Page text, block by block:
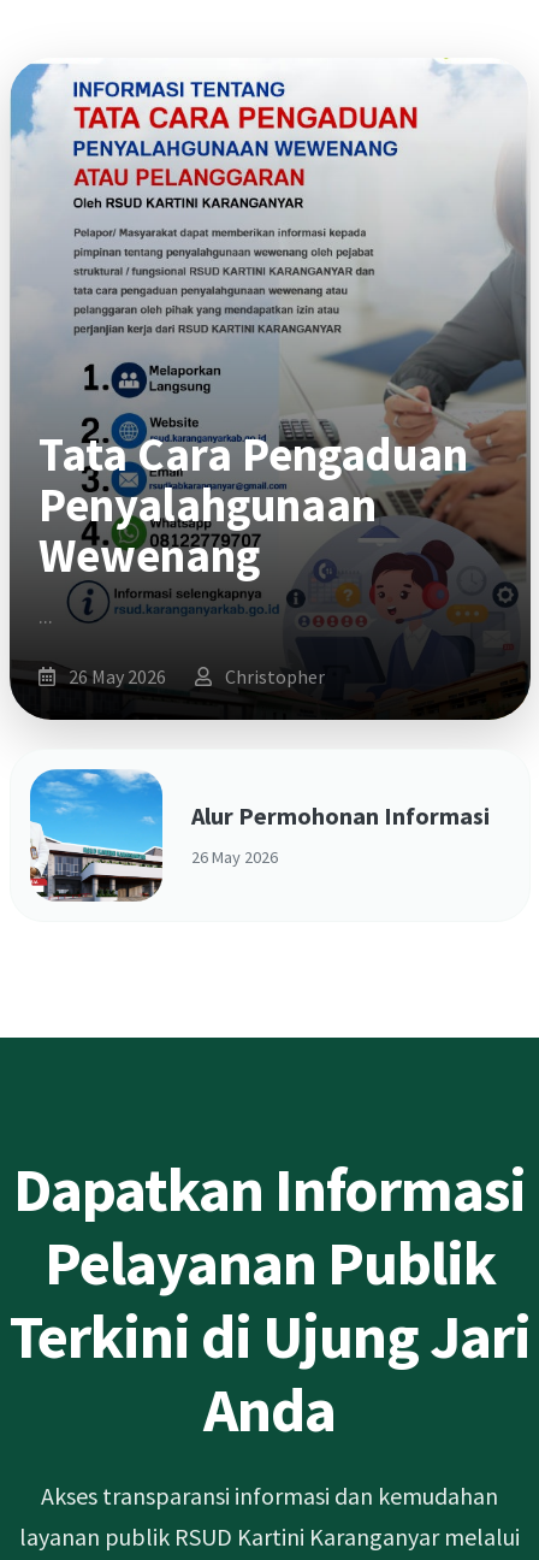
Tata Cara Pengaduan
Penyalahgunaan
Wewenang
...
26 May 2026 Christopher
UTAMA
Alur Permohonan Informasi
26 May 2026
Dapatkan Informasi
Pelayanan Publik
Terkini di Ujung Jari
Anda
Akses transparansi informasi dan kemudahan
layanan publik RSUD Kartini Karanganyar melalui